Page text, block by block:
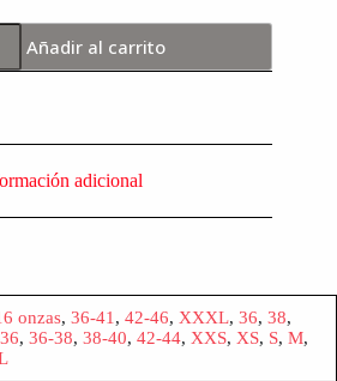
Añadir al carrito
adicional
onzas, 36-41 , 42-46, XXXL, 36, 38,
, 36-38, 38-40, 42-44, XXS, XS, S, M,